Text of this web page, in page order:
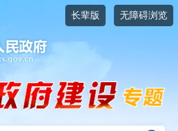
长辈版 无障碍浏览